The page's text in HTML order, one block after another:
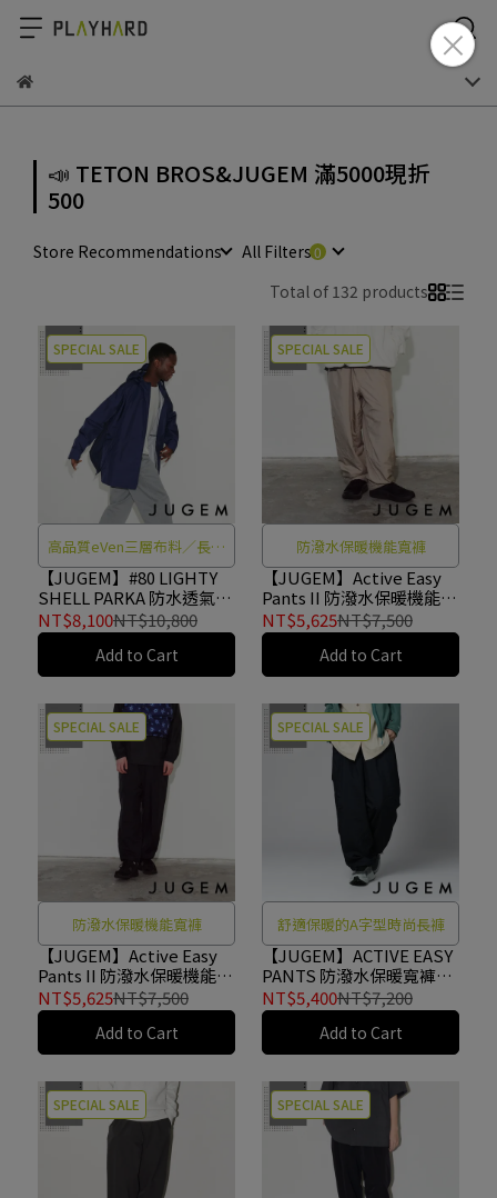
📣 TETON BROS&JUGEM 滿5000現折
500
Store Recommendations
All Filters
Total of 132 products
SPECIAL SALE
高品質eVen三層布料／長版
時尚
【JUGEM】#80 LIGHTY
SHELL PARKA 防水透氣長
版外套 深海軍藍
#1E130040087
NT$8,100NT$10,800
Add to Cart
SPECIAL SALE
防潑水保暖機能寬褲
【JUGEM】Active Easy
Pants II 防潑水保暖機能寬
褲 BEIGE #4F920140154
NT$5,625NT$7,500
Add to Cart
SPECIAL SALE
防潑水保暖機能寬褲
【JUGEM】Active Easy
Pants II 防潑水保暖機能寬
褲 BLACK #4F920140154
NT$5,625NT$7,500
Add to Cart
SPECIAL SALE
舒適保暖的A字型時尚長褲
【JUGEM】ACTIVE EASY
PANTS 防潑水保暖寬褲
NAVY #4E930140104
NT$5,400NT$7,200
Add to Cart
SPECIAL SALE SPECIAL SALE